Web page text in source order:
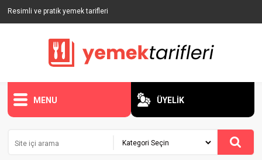
Resimli ve pratik yemek tarifleri
MENU ÜYELİK